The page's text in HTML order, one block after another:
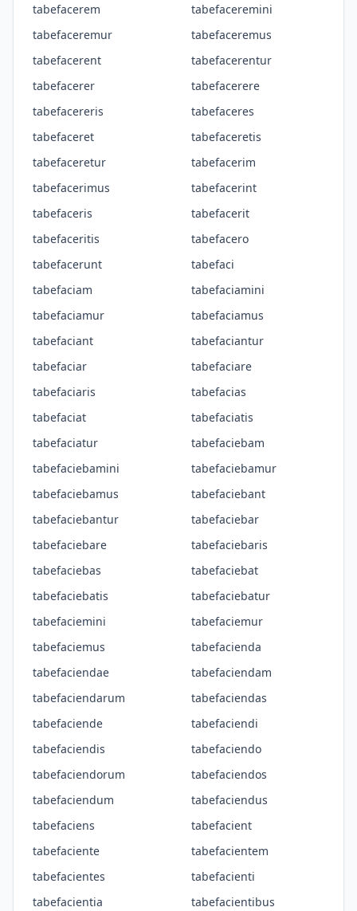
tabefacerem
tabefaceremini
tabefaceremur
tabefaceremus
tabefacerent
tabefacerentur
tabefacerer
tabefacerere
tabefacereris
tabefaceres
tabefaceret
tabefaceretis
tabefaceretur
tabefacerim
tabefacerimus
tabefacerint
tabefaceris
tabefacerit
tabefaceritis
tabefacero
tabefacerunt
tabefaci
tabefaciam
tabefaciamini
tabefaciamur
tabefaciamus
tabefaciant
tabefaciantur
tabefaciar
tabefaciare
tabefaciaris
tabefacias
tabefaciat
tabefaciatis
tabefaciatur
tabefaciebam
tabefaciebamini
tabefaciebamur
tabefaciebamus
tabefaciebant
tabefaciebantur
tabefaciebar
tabefaciebare
tabefaciebaris
tabefaciebas
tabefaciebat
tabefaciebatis
tabefaciebatur
tabefaciemini
tabefaciemur
tabefaciemus
tabefacienda
tabefaciendae
tabefaciendam
tabefaciendarum
tabefaciendas
tabefaciende
tabefaciendi
tabefaciendis
tabefaciendo
tabefaciendorum
tabefaciendos
tabefaciendum
tabefaciendus
tabefaciens
tabefacient
tabefaciente
tabefacientem
tabefacientes
tabefacienti
tabefacientia
tabefacientibus